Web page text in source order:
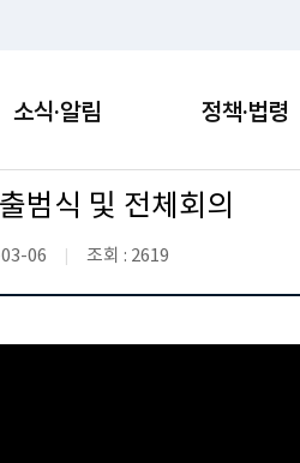
소식·알림 정책·법령
범식 및 전체회의
06 조회 : 2619